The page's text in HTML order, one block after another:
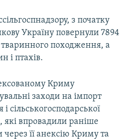
з початку
Україну повернули 7894
тваринного походження, а
і птахів.
Криму
заходи на імпорт
сільськогосподарської
які впровадили раніше
її анексію Криму та